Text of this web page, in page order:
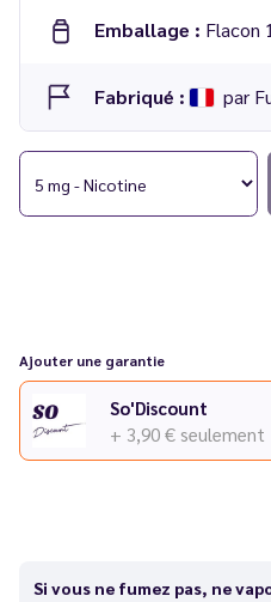
Emballage : Flacon
Fabriqué : par
Ajouter une garantie
So'Discount
+ 3,90 € seulement
Si vous ne fumez pas, ne